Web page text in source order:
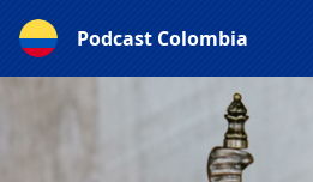
Podcast Colombia